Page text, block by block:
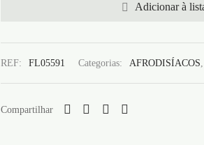
Adicionar à
REF: FL05591 Categorias: AFRODISÍACOS
Compartilhar